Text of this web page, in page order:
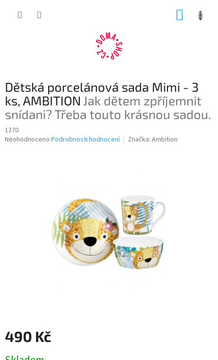
Dětská porcelánová sada Mimi - 3
ks, AMBITION Jak dětem zpříjemnit
snídani? Třeba touto krásnou sadou.
1270
Průměrné
Neohodnoceno Podrobnosti hodnocení Značka: Ambition
490 Kč